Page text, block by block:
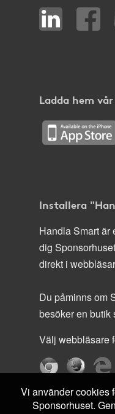
Ladda hem
Installera
Handla Smart är
dig
direkt i
Du påminns om
besöker en butik
Välj webbläsare
Vi använder cookies
Sponsorhuset.